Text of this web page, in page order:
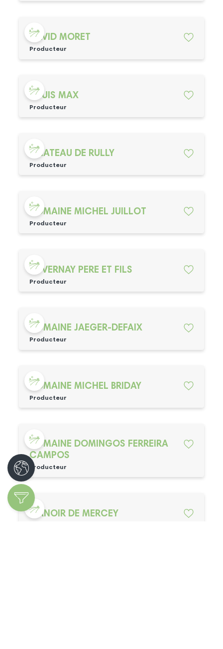
DAVID MORET
Producteur
LOUIS MAX
Producteur
CHATEAU DE RULLY
Producteur
DOMAINE MICHEL JUILLOT
Producteur
DUVERNAY PERE ET FILS
Producteur
DOMAINE JAEGER-DEFAIX
Producteur
DOMAINE MICHEL BRIDAY
Producteur
DOMAINE DOMINGOS FERREIRA
CAMPOS
Producteur
MANOIR DE MERCEY